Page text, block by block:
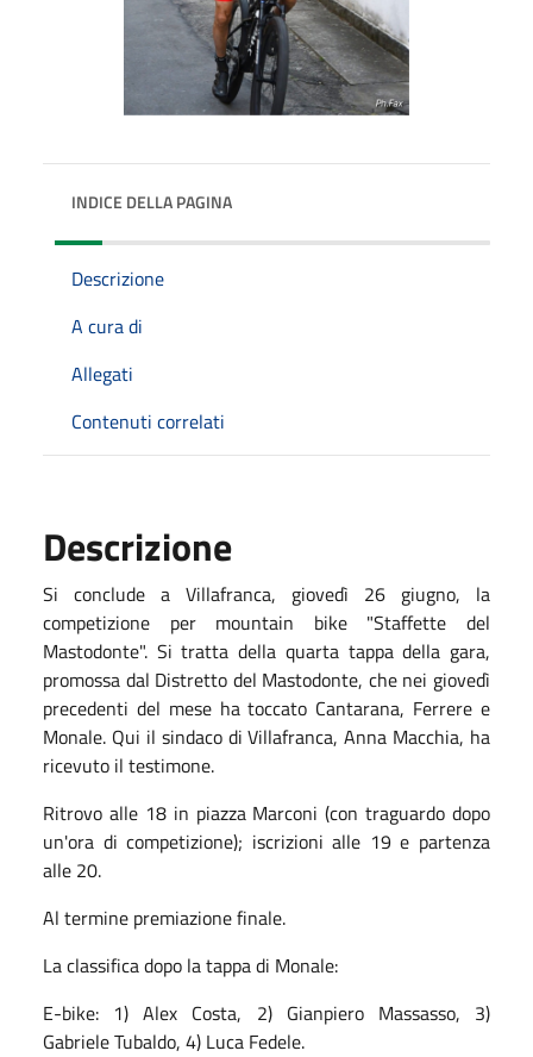
INDICE DELLA PAGINA
Descrizione
A cura di
Allegati
Contenuti correlati
Descrizione
Si conclude a Villafranca, giovedì 26 giugno, la
competizione per mountain bike "Staffette del
Mastodonte". Si tratta della quarta tappa della gara,
promossa dal Distretto del Mastodonte, che nei giovedì
precedenti del mese ha toccato Cantarana, Ferrere e
Monale. Qui il sindaco di Villafranca, Anna Macchia, ha
ricevuto il testimone.
Ritrovo alle 18 in piazza Marconi (con traguardo dopo
un'ora di competizione); iscrizioni alle 19 e partenza
alle 20.
Al termine premiazione finale.
La classifica dopo la tappa di Monale:
E-bike: 1) Alex Costa, 2) Gianpiero Massasso, 3)
Gabriele Tubaldo, 4) Luca Fedele.